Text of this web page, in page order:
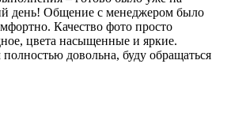
день! Общение с менеджером было
Качество фото просто
цвета насыщенные и яркие.
полностью довольна, буду обращаться